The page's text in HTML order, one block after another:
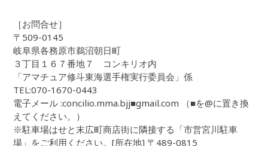
［お問合せ］
〒509-0145
岐阜県各務原市鵜沼朝日町
３丁目１６７番地７ コンキリオ内
「アマチュア修斗東海選手権実行委員会」係
TEL:070-1670-0443
電子メール :concilio.mma.bjj■gmail.com （■を@に置き換
えてください。）
※駐車場はせと末広町商店街に隣接する「市営宮川駐車
場」をご利用ください。[所在地] 〒489-0815